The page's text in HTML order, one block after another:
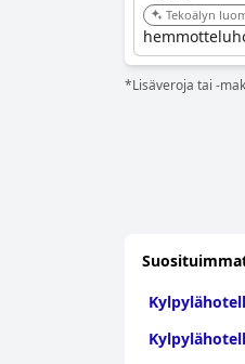
Tekoälyn
*Lisäveroja tai -